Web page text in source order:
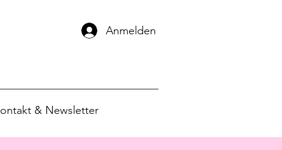
Anmelden
& Newsletter